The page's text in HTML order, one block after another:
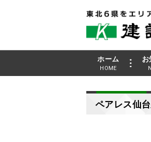
ホーム
HOME
お
ペアレス仙